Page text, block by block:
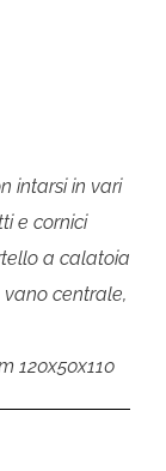
intarsi in vari
e cornici
a calatoia
centrale,
120x50x110